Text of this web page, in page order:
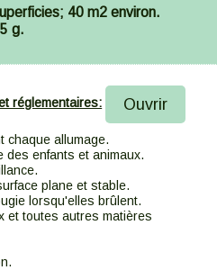
40 m2 environ.
g.
réglementaires: Ouvrir
chaque allumage.
des enfants et animaux.
plane et stable.
lorsqu'elles brûlent.
et toutes autres matières